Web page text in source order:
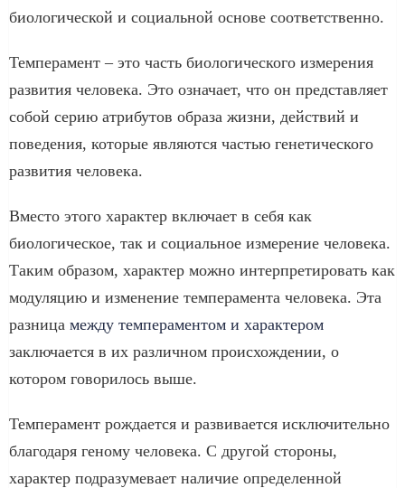
биологической и социальной основе соответственно.
Темперамент – это часть биологического измерения
развития человека. Это означает, что он представляет
собой серию атрибутов образа жизни, действий и
поведения, которые являются частью генетического
развития человека.
Вместо этого характер включает в себя как
биологическое, так и социальное измерение человека.
Таким образом, характер можно интерпретировать как
модуляцию и изменение темперамента человека. Эта
разница между темпераментом и характером
заключается в их различном происхождении, о
котором говорилось выше.
Темперамент рождается и развивается исключительно
благодаря геному человека. С другой стороны,
характер подразумевает наличие определенной